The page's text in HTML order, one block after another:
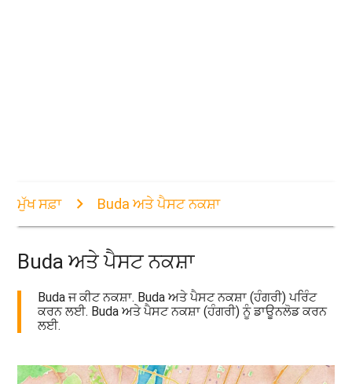
ਮੁੱਖ ਸਫ਼ਾ Buda ਅਤੇ ਪੈਸਟ ਨਕਸ਼ਾ
Buda ਅਤੇ ਪੈਸਟ ਨਕਸ਼ਾ
Buda ਜ ਕੀਟ ਨਕਸ਼ਾ. Buda ਅਤੇ ਪੈਸਟ ਨਕਸ਼ਾ (ਹੰਗਰੀ) ਪਰਿੰਟ
ਕਰਨ ਲਈ. Buda ਅਤੇ ਪੈਸਟ ਨਕਸ਼ਾ (ਹੰਗਰੀ) ਨੂੰ ਡਾਊਨਲੋਡ ਕਰਨ
ਲਈ.